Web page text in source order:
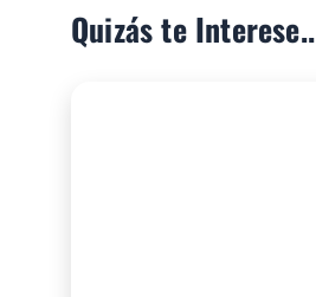
Quizás te Interese..